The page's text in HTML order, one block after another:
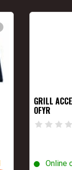
GRILL
OFYR
Online